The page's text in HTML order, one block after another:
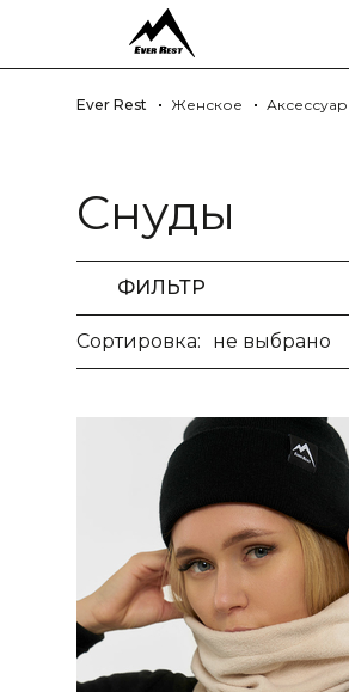
Ever Rest Женское
Снуды
ФИЛЬТР
Сортировка: не выбрано